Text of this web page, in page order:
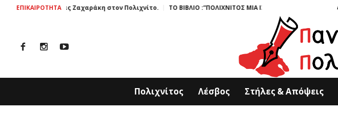
ΕΠΙΚΑΙΡΟΤΗΤΑ
κας Ζαχαράκη στον Πολιχνίτο. ΤΟ ΒΙΒΛΙΟ :”ΠΟΛΙΧΝΙΤΟΣ ΜΙΑ ΙΣΤΟΡΙΑ ΣΜΙΛΕΜΕΝΗ ΣΤΗΝ ΠΕΤΡΑ”
Πολιχνίτος Λέσβος Στήλες & Απόψεις